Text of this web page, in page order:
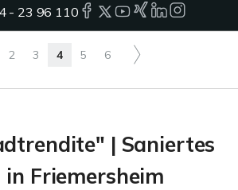
- 23 96 110
2 3 4 5 6
| Saniertes
in Friemersheim